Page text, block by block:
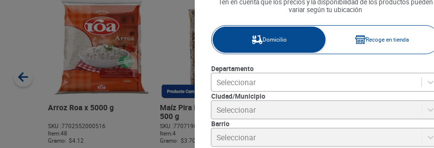
Arroz Roa x 5000 g
SKU :7702552000516
Item:48
Gramo: $4.12
Maíz Pira Ricuras del Campo x
500 g
SKU :7707190395444
Item:4
Gramo: $3.70
Campo x 500 g
Lenteja Diana
Ten en cuenta que los precios y la disponibilidad de los productos pueden
variar según tu ubicación
Domicilio Recoge en tienda
Departamento
Seleccionar
Ciudad/Municipio
Seleccionar
Barrio
Seleccionar